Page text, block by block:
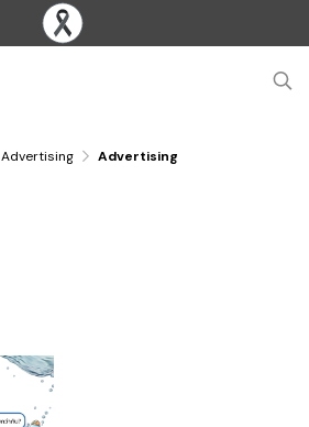
Advertising Advertising